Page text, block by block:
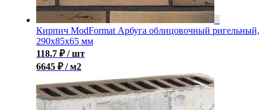
Кирпич ModFormat Арбуга облицовочный ригельный,
290x85x65 мм
118.7 ₽ / шт
6645 ₽ / м2